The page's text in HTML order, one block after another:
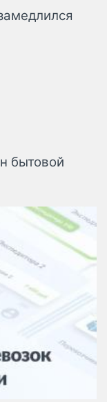
бытовой